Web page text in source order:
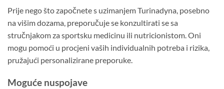
Prije nego što započnete s uzimanjem Turinadyna, posebno
na višim dozama, preporučuje se konzultirati se sa
stručnjakom za sportsku medicinu ili nutricionistom. Oni
mogu pomoći u procjeni vaših individualnih potreba i rizika,
pružajući personalizirane preporuke.
Moguće nuspojave